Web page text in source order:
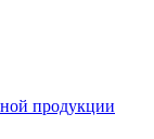
продукции